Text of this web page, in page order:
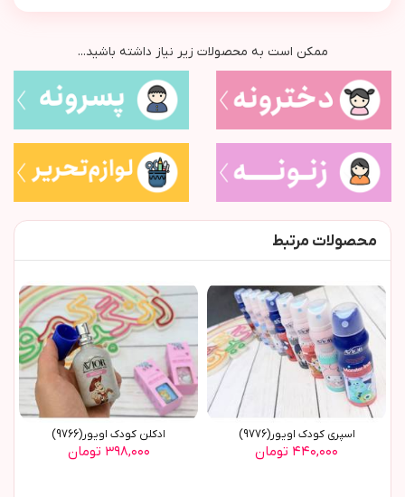
ممکن است به محصولات زیر نیاز داشته باشید...
محصولات مرتبط
اسپری کودک اویور(9776)
۴۴۰,۰۰۰ تومان
ادکلن کودک اویور(9766)
۳۹۸,۰۰۰ تومان